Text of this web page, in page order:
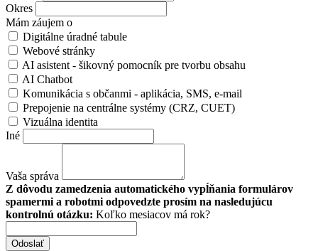
Okres
Mám záujem o
Digitálne úradné tabule
Webové stránky
AI asistent - šikovný pomocník pre tvorbu obsahu
AI Chatbot
Komunikácia s občanmi - aplikácia, SMS, e-mail
Prepojenie na centrálne systémy (CRZ, CUET)
Vizuálna identita
Iné
Vaša správa
Z dôvodu zamedzenia automatického vypĺňania formulárov
spamermi a robotmi odpovedzte prosím na nasledujúcu
kontrolnú otázku: Koľko mesiacov má rok?
Odoslať